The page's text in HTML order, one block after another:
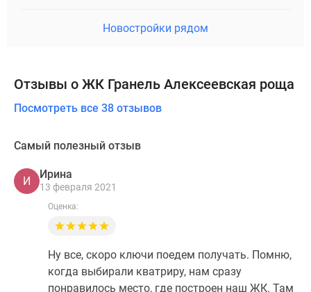
Новостройки рядом
Отзывы о ЖК Гранель Алексеевская роща
Посмотреть все 38 отзывов
Самый полезный отзыв
И
Ирина
13 февраля 2021
Оценка:
Ну все, скоро ключи поедем получать. Помню,
когда выбирали кватриру, нам сразу
понравилось место, где построен наш ЖК. Там